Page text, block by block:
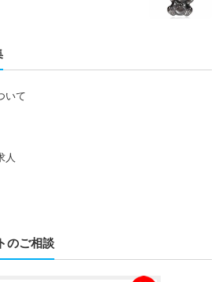
いて
人
のご相談